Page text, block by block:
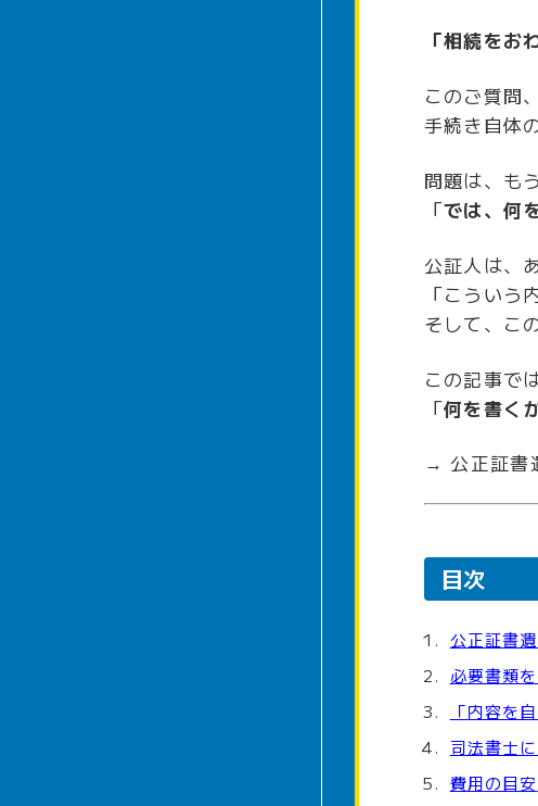
「相続をお
このご質問
手続き自体
問題は、も
「では、何
公証人は、
「こういう
そして、こ
この記事で
「何を書く
→ 公正証書
目次
公正証書
必要書類
「内容を
司法書士
費用の目安